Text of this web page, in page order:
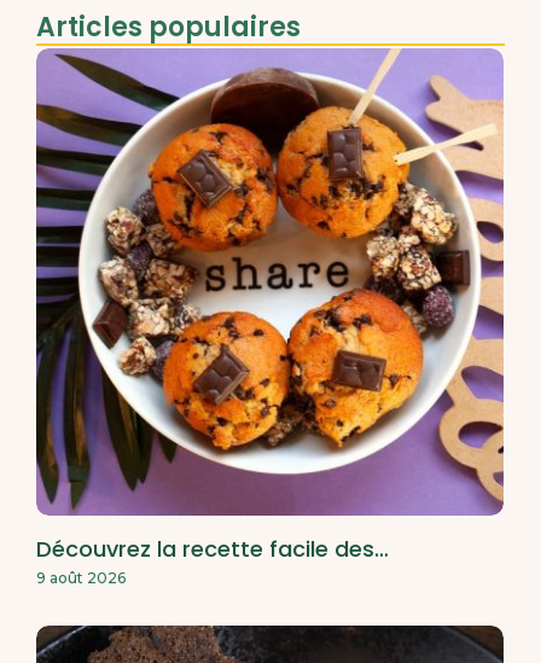
Articles populaires
Découvrez la recette facile des…
9 août 2026